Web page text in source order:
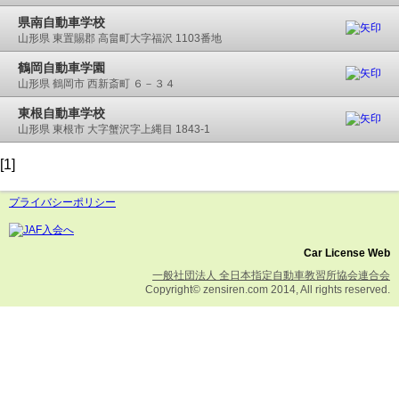
県南自動車学校
山形県 東置賜郡 高畠町大字福沢 1103番地
鶴岡自動車学園
山形県 鶴岡市 西新斎町 ６－３４
東根自動車学校
山形県 東根市 大字蟹沢字上縄目 1843-1
[1]
プライバシーポリシー
Car License Web
一般社団法人 全日本指定自動車教習所協会連合会
Copyright© zensiren.com 2014, All rights reserved.